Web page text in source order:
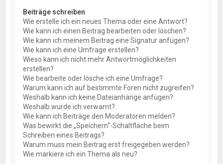
Beiträge schreiben
Wie erstelle ich ein neues Thema oder eine Antwort?
Wie kann ich einen Beitrag bearbeiten oder löschen?
Wie kann ich meinem Beitrag eine Signatur anfügen?
Wie kann ich eine Umfrage erstellen?
Wieso kann ich nicht mehr Antwortmöglichkeiten
erstellen?
Wie bearbeite oder lösche ich eine Umfrage?
Warum kann ich auf bestimmte Foren nicht zugreifen?
Weshalb kann ich keine Dateianhänge anfügen?
Weshalb wurde ich verwarnt?
Wie kann ich Beiträge den Moderatoren melden?
Was bewirkt die „Speichern“-Schaltfläche beim
Schreiben eines Beitrags?
Warum muss mein Beitrag erst freigegeben werden?
Wie markiere ich ein Thema als neu?